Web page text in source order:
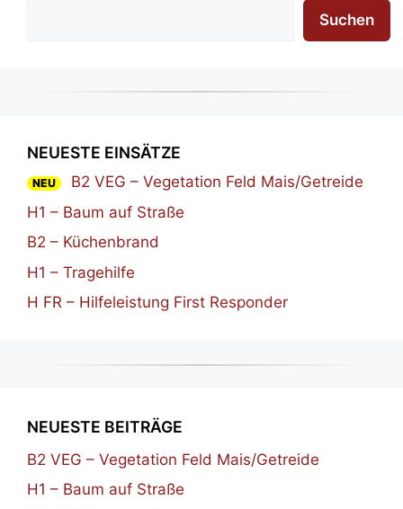
Suchen
NEUESTE EINSÄTZE
NEU
B2 VEG – Vegetation Feld Mais/Getreide
H1 – Baum auf Straße
B2 – Küchenbrand
H1 – Tragehilfe
H FR – Hilfeleistung First Responder
NEUESTE BEITRÄGE
B2 VEG – Vegetation Feld Mais/Getreide
H1 – Baum auf Straße